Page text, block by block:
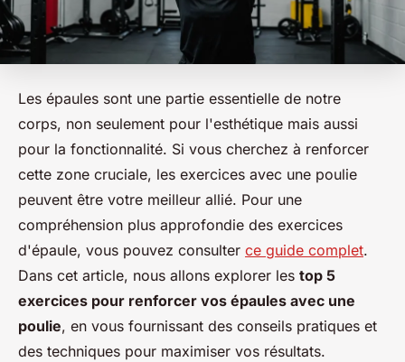
Les épaules sont une partie essentielle de notre
corps, non seulement pour l'esthétique mais aussi
pour la fonctionnalité. Si vous cherchez à renforcer
cette zone cruciale, les exercices avec une poulie
peuvent être votre meilleur allié. Pour une
compréhension plus approfondie des exercices
d'épaule, vous pouvez consulter ce guide complet.
Dans cet article, nous allons explorer les top 5
exercices pour renforcer vos épaules avec une
poulie, en vous fournissant des conseils pratiques et
des techniques pour maximiser vos résultats.